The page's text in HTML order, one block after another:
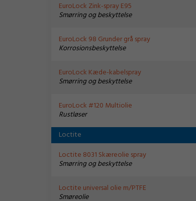
EuroLock Zink-spray E95
Smørring og beskyttelse
EuroLock 98 Grunder grå spray
Korrosionsbeskyttelse
EuroLock Kæde-kabelspray
Smørring og beskyttelse
EuroLock #120 Multiolie
Rustløser
Loctite
Loctite 8031 Skæreolie spray
Smørring og beskyttelse
Loctite universal olie m/PTFE
Smøreolie